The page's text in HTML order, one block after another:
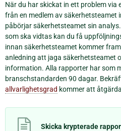
När du har skickat in ett problem via
från en medlem av säkerhetsteamet
påbörjar säkerhetsteamet sin
som ska vidtas kan du få
innan säkerhetsteamet kommer
anledning att jaga säkerhetsteamet
information. Alla rapporter har som
branschstandarden 90 dagar.
allvarlighetsgrad kommer att
Skicka krypterade